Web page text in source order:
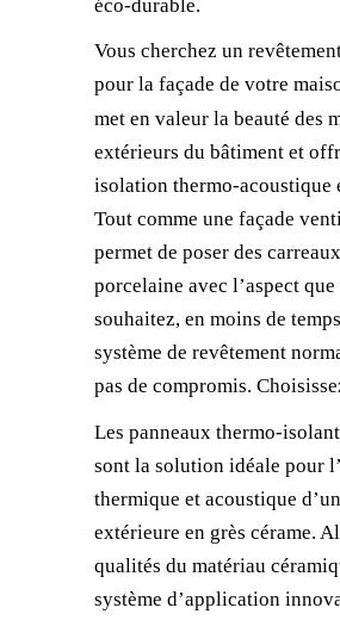
éco-durable.
Vous cherchez un
pour la façade de votre
met en valeur la beauté des
extérieurs du bâtiment et
isolation thermo-acoustique
Tout comme une façade
permet de poser des
porcelaine avec l’aspect que
souhaitez, en moins de
système de revêtement
pas de compromis.
Les panneaux thermo-
sont la solution idéale pour
thermique et acoustique
extérieure en grès cérame.
qualités du matériau
système d’application